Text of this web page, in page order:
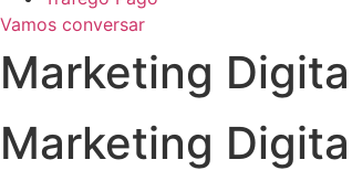
Vamos conversar
Marketing
Marketing